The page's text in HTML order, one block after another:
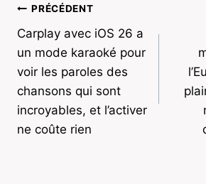
Navigation
de
l’article
PRÉCÉDENT
Carplay avec iOS 26 a
un mode karaoké pour
voir les paroles des
chansons qui sont
incroyables, et l’activer
ne coûte rien